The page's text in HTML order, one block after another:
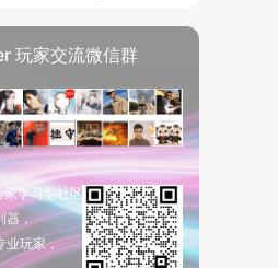
玩家交流微信群
学习型社区
器，
业玩家，